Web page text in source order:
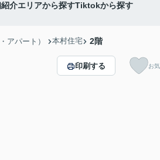
紹介エリアから探すTiktokから探す
アパート） 本村住宅 2階
印刷する お